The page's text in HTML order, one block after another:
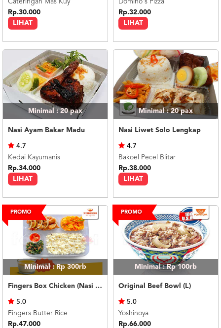
LIHAT
Rp.30.000
LIHAT
Rp.32.000
Minimal : 20pax
Nasi Ayam Bakar Madu
LIHAT
4.7
Kedai Kayumanis
Rp.34.000
Minimal : 20pax
Nasi Liwet Solo Lengkap
LIHAT
4.7
Bakoel Pecel Blitar
Rp.38.000
Minimal : Rp 300rb
Fingers Box Chicken (Nasi Putih) Silky Pudding
5.0
Fingers Butter Rice
Rp.47.000
Minimal : Rp 100rb
Original Beef Bowl (L)
5.0
Yoshinoya
Rp.66.000